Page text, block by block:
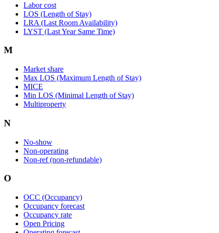
Labor cost
LOS (Length of Stay)
LRA (Last Room Availability)
LYST (Last Year Same Time)
M
Market share
Max LOS (Maximum Length of Stay)
MICE
Min LOS (Minimal Length of Stay)
Multiproperty
N
No-show
Non-operating
Non-ref (non-refundable)
O
OCC (Occupancy)
Occupancy forecast
Occupancy rate
Open Pricing